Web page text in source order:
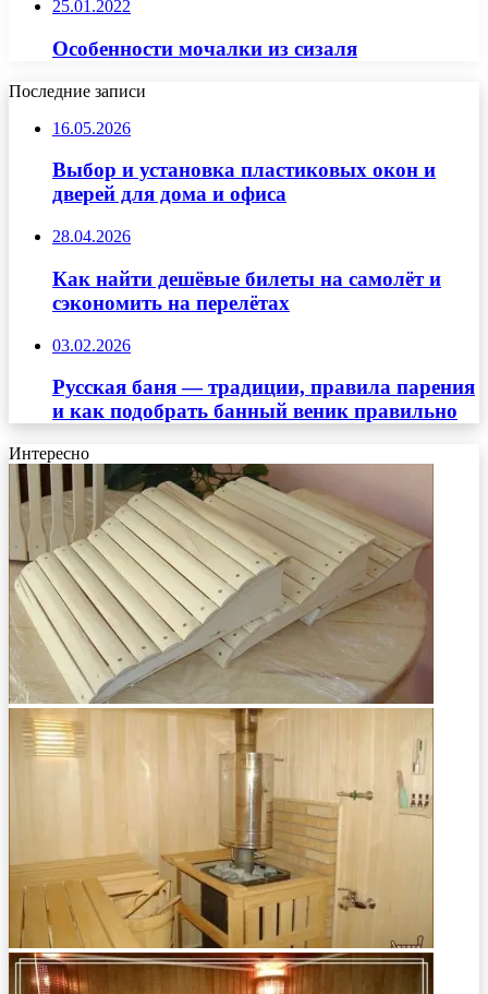
25.01.2022
Особенности мочалки из сизаля
Последние записи
16.05.2026
Выбор и установка пластиковых окон и
дверей для дома и офиса
28.04.2026
Как найти дешёвые билеты на самолёт и
сэкономить на перелётах
03.02.2026
Русская баня — традиции, правила парения
и как подобрать банный веник правильно
Интересно